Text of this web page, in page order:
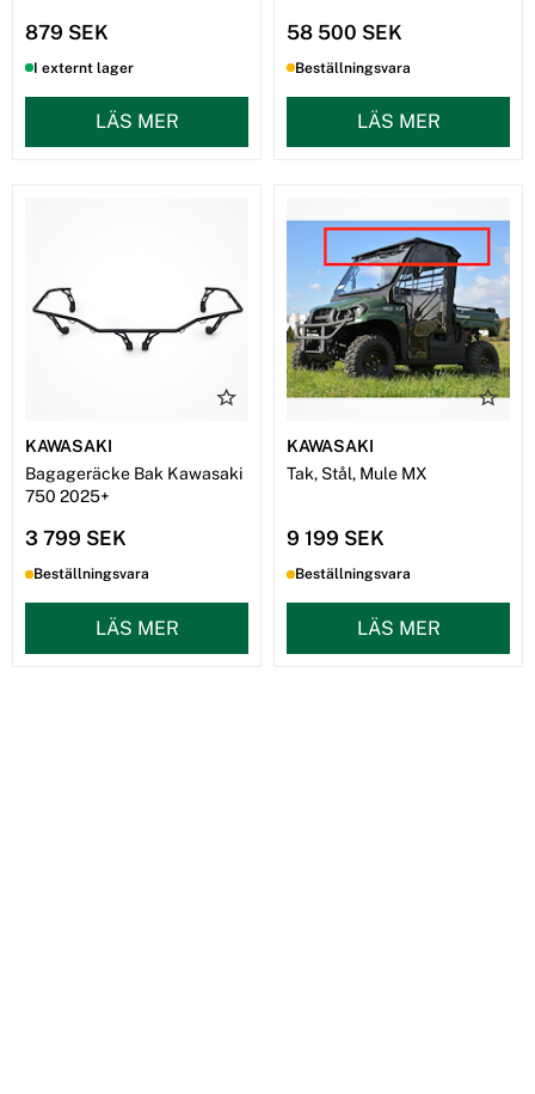
879 SEK
I externt lager
LÄS MER
58 500 SEK
Beställningsvara
LÄS MER
KAWASAKI
Bagageräcke Bak Kawasaki
750 2025+
3 799 SEK
Beställningsvara
LÄS MER
KAWASAKI
Tak, Stål, Mule MX
9 199 SEK
Beställningsvara
LÄS MER